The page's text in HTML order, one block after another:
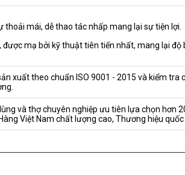
thoải mái, dễ thao tác nhấp mang lại sự tiện lợi.
được mạ bởi kỹ thuật tiên tiến nhất, mang lại
xuất theo chuẩn ISO 9001 - 2015 và kiểm tra
và thợ chuyên nghiệp ưu tiên lựa chọn hơn
Việt Nam chất lượng cao, Thương hiệu quốc